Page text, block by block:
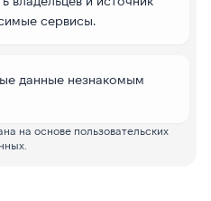
сервисы.
данные незнакомым
на основе пользовательских